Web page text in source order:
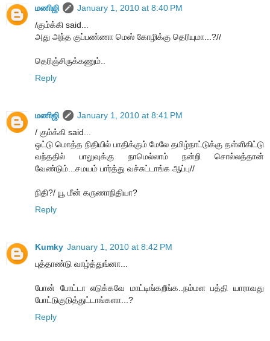
மணிஜி
January 1, 2010 at 8:40 PM
/கும்க்கி said...
அது அந்த குப்பண்ணா மெஸ் கோழிக்கு தெரியுமா...?//
தெரிஞ்சிருக்கணும்..
Reply
மணிஜி
January 1, 2010 at 8:41 PM
/ கும்க்கி said...
ஒட்டு மொத்த நிதியில் பாதிக்கும் மேலே தமிழ்நாட்டுக்கு தள்ளிகிட்டு
வந்ததில் பாலுவுக்கு நாமெல்லாம் நன்றி சொல்லத்தான்
வேண்டும்...சமயம் பார்த்து வச்சுட்டாங்க ஆப்பு//
நிதி?/ யூ மீன் கருணாநிதியா?
Reply
Kumky January 1, 2010 at 8:42 PM
புத்தாண்டு வாழ்த்துங்னா...
போன் போட்டா எடுக்கவே மாட்டிங்கறீங்க..நம்மள பத்தி யாராவது
போட்டுகுடுத்துட்டாங்களா...?
Reply